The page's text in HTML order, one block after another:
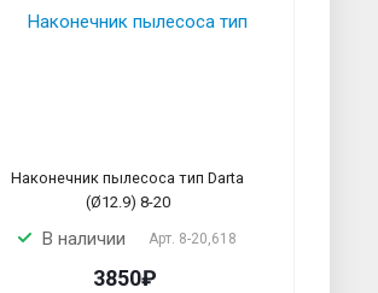
Наконечник пылесоса тип Darta
(Ø12.9) 8-20
В наличии Арт. 8-20,618
3850₽